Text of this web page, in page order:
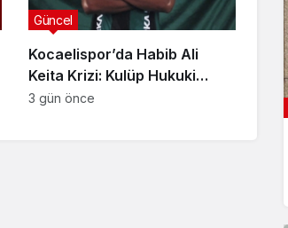
Kocaelispor’da Habib Ali
Keita Krizi: Kulüp Hukuki
Süreç Başlatıyor
Güncel
3 gün önce